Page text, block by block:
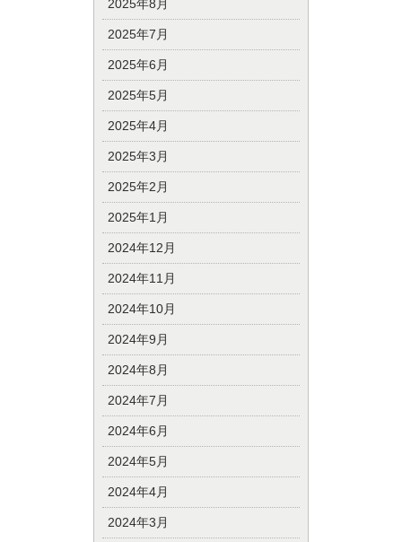
2025年8月
2025年7月
2025年6月
2025年5月
2025年4月
2025年3月
2025年2月
2025年1月
2024年12月
2024年11月
2024年10月
2024年9月
2024年8月
2024年7月
2024年6月
2024年5月
2024年4月
2024年3月